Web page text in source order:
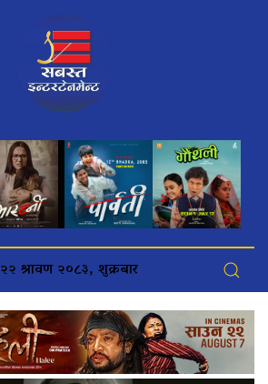
२२ श्रावण २०८३, शुक्रबार